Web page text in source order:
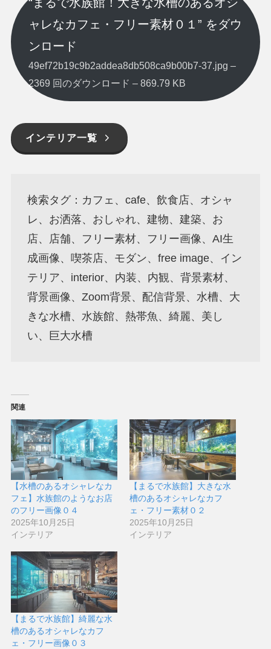
ャレなカフェ・フリー素材０１” をダウ
ンロード
49ef72b19c9b2addea8db508ca9b00b7-37.jpg –
2369 回のダウンロード – 869.79 KB
インテリア一覧
検索タグ：カフェ、cafe、飲食店、オシャ
レ、お洒落、おしゃれ、建物、建築、お
店、店舗、フリー素材、フリー画像、AI生
成画像、喫茶店、モダン、free image、イン
テリア、interior、内装、内観、背景素材、
背景画像、Zoom背景、配信背景、水槽、大
きな水槽、水族館、熱帯魚、綺麗、美し
い、巨大水槽
関連
【水槽のあるオシャレなカ
フェ】水族館のようなお店
のフリー画像０４
2025年10月25日
インテリア
【まるで水族館】大きな水
槽のあるオシャレなカフ
ェ・フリー素材０２
2025年10月25日
インテリア
【まるで水族館】綺麗な水
槽のあるオシャレなカフ
ェ・フリー画像０３